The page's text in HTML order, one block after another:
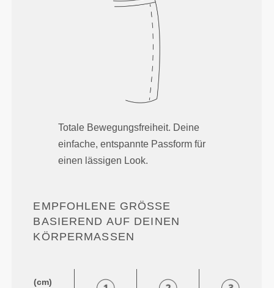
Totale Bewegungsfreiheit. Deine
einfache, entspannte Passform für
einen lässigen Look.
EMPFOHLENE GRÖSSE B
ASIEREND AUF DEINEN K
ÖRPERMASSEN
(cm)